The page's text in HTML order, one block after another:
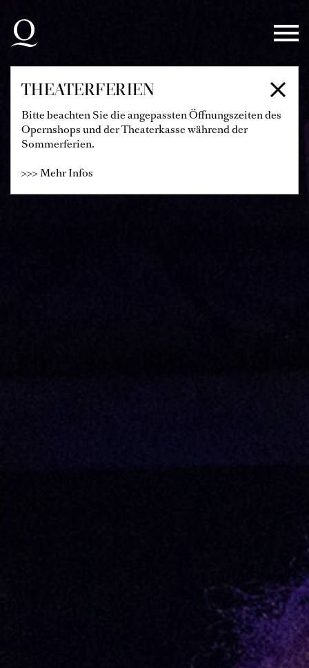
Zur Hauptnavigation springen
Zum Hauptinhalt springen
Zum Footer springen
THEATERFERIEN
Bitte beachten Sie die angepassten Öffnungszeiten des
Opernshops und der Theaterkasse während der
Sommerferien.
>>> Mehr Infos